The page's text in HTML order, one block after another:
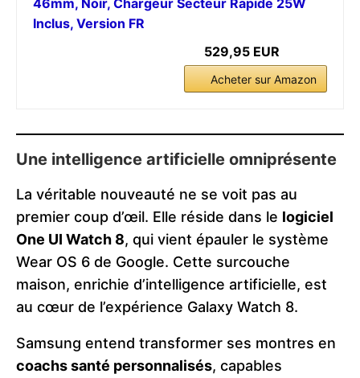
Inclus, Version FR
529,95 EUR
Acheter sur Amazon
Une intelligence artificielle omniprésente
La véritable nouveauté ne se voit pas au
premier coup d’œil. Elle réside dans le logiciel
One UI Watch 8, qui vient épauler le système
Wear OS 6 de Google. Cette surcouche
maison, enrichie d’intelligence artificielle, est
au cœur de l’expérience Galaxy Watch 8.
Samsung entend transformer ses montres en
coachs santé personnalisés, capables